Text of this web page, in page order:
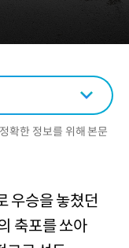
확한 정보를 위해 본문
우승을 놓쳤던
축포를 쏘아